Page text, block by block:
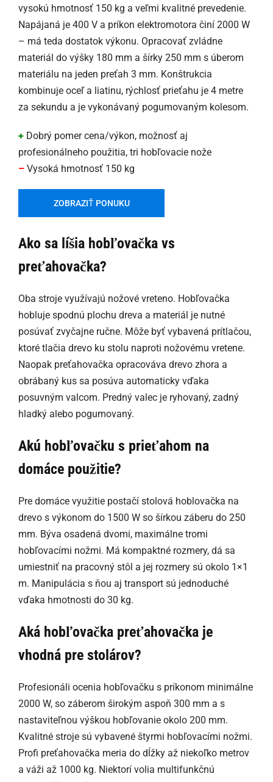
vysokú hmotnosť 150 kg a veľmi kvalitné prevedenie.
Napájaná je 400 V a príkon elektromotora činí 2000 W
– má teda dostatok výkonu. Opracovať zvládne
materiál do výšky 180 mm a šírky 250 mm s úberom
materiálu na jeden preťah 3 mm. Konštrukcia
kombinuje oceľ a liatinu, rýchlosť prieťahu je 4 metre
za sekundu a je vykonávaný pogumovaným kolesom.
+ Dobrý pomer cena/výkon, možnosť aj
profesionálneho použitia, tri hobľovacie nože
– Vysoká hmotnosť 150 kg
ZOBRAZIŤ PONUKU
Ako sa líšia hobľovačka vs
preťahovačka?
Oba stroje využívajú nožové vreteno. Hobľovačka
hobluje spodnú plochu dreva a materiál je nutné
posúvať zvyčajne ručne. Môže byť vybavená prítlačou,
ktoré tlačia drevo ku stolu naproti nožovému vretene.
Naopak preťahovačka opracováva drevo zhora a
obrábaný kus sa posúva automaticky vďaka
posuvným valcom. Predný valec je ryhovaný, zadný
hladký alebo pogumovaný.
Akú hobľovačku s prieťahom na
domáce použitie?
Pre domáce využitie postačí stolová hoblovačka na
drevo s výkonom do 1500 W so šírkou záberu do 250
mm. Býva osadená dvomi, maximálne tromi
hobľovacími nožmi. Má kompaktné rozmery, dá sa
umiestniť na pracovný stôl a jej rozmery sú okolo 1×1
m. Manipulácia s ňou aj transport sú jednoduché
vďaka hmotnosti do 30 kg.
Aká hobľovačka preťahovačka je
vhodná pre stolárov?
Profesionáli ocenia hobľovačku s príkonom minimálne
2000 W, so záberom širokým aspoň 300 mm a s
nastaviteľnou výškou hobľovanie okolo 200 mm.
Kvalitné stroje sú vybavené štyrmi hobľovacími nožmi.
Profi preťahovačka meria do dĺžky až niekoľko metrov
a váži až 1000 kg. Niektorí volia multifunkčnú